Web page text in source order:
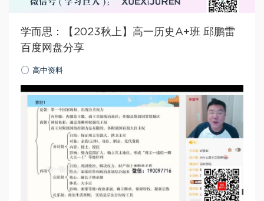
学而思：【2023秋上】高一历史A+班 邱鹏雷
百度网盘分享
高中资料